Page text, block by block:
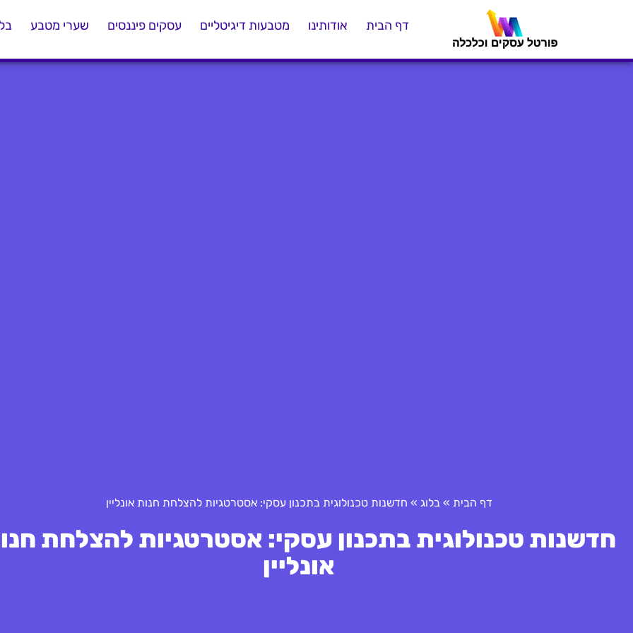
דף הבית אודותינו מטבעות דיגיטליים עסקים פיננסים שערי מטבע
דף הבית » בלוג » חדשנות טכנולוגית בתכנון עסקי: אסטרטגיות להצלחת חנות אונליין
חדשנות טכנולוגית בתכנון עסקי: אסטרטגיות להצלחת
אונליין